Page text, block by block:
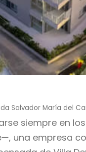
Salvador María del
siempre en
una empresa